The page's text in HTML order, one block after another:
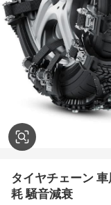
タイヤチェーン
耗 騒音減衰